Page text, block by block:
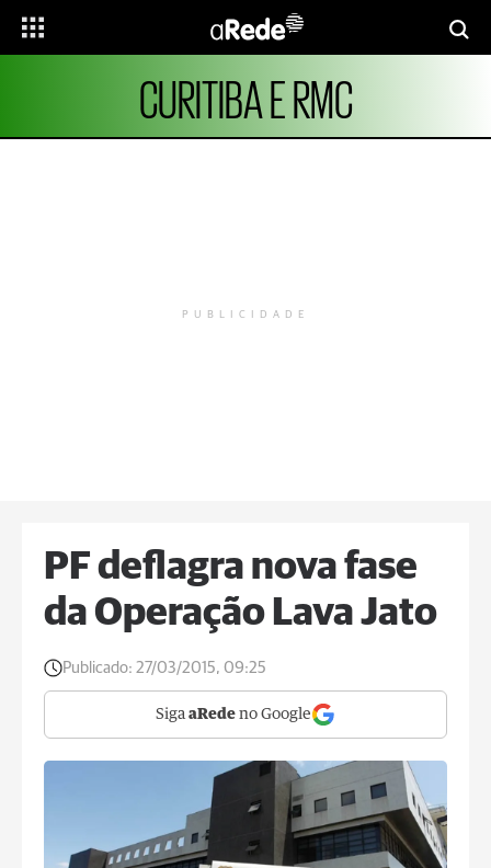
CURITIBA E RMC
PUBLICIDADE
PF deflagra nova fase
da Operação Lava Jato
Publicado: 27/03/2015, 09:25
Siga aRede no Google